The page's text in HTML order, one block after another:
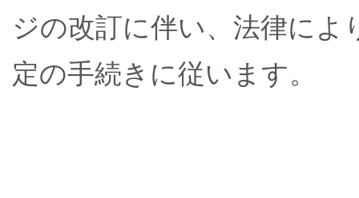
ジの改訂に伴い、法律によ
定の手続きに従います。